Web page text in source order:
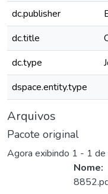
dc.publisher
dc.title
dc.type
dspace.entity.type
Arquivos
Pacote original
Agora exibindo 1 - 1 de
Nome: